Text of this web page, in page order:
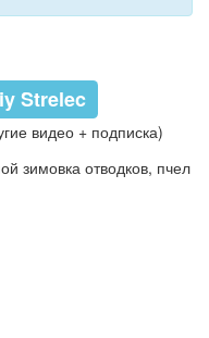
Strelec
видео + подписка)